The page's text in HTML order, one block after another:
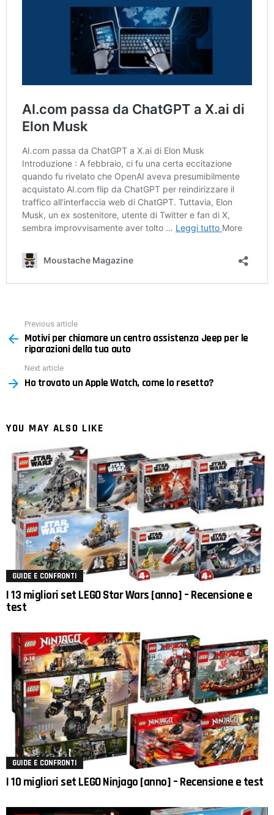
more
Previous article
Motivi per chiamare un centro assistenza Jeep per le
riparazioni della tua auto
Next article
Ho trovato un Apple Watch, come lo resetto?
YOU MAY ALSO LIKE
GUIDE E CONFRONTI
I 13 migliori set LEGO Star Wars [anno] – Recensione e
test
GUIDE E CONFRONTI
I 10 migliori set LEGO Ninjago [anno] – Recensione e test